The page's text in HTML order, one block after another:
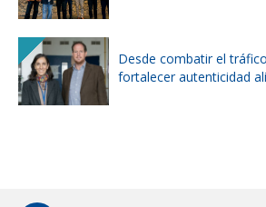
Desde combatir el
fortalecer autenticidad